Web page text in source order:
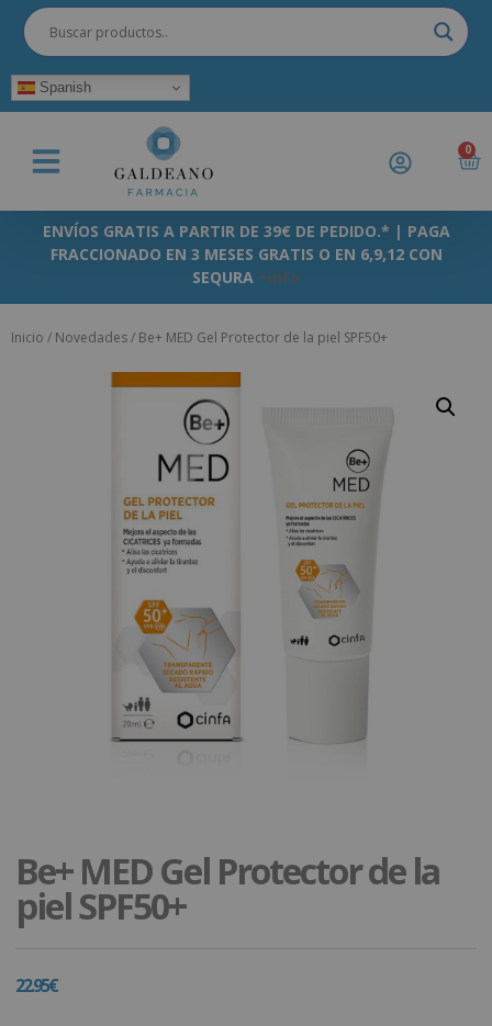
Spanish
0
ENVÍOS GRATIS A PARTIR DE 39€ DE PEDIDO.* | PAGA
FRACCIONADO EN 3 MESES GRATIS O EN 6,9,12 CON
SEQURA +info
Inicio / Novedades/ Be+ MED Gel Protector de la piel SPF50+
Be+ MED Gel Protector de la
piel SPF50+
22.95€